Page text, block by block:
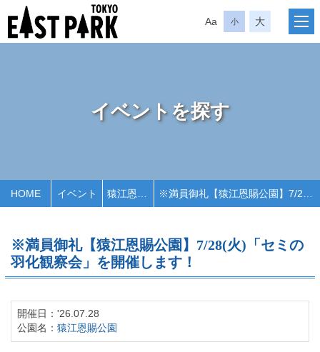
Aa 小 大
イベントを探す
HOME イベント
※満員御礼【猿江恩賜公園】7/28(火)「セミの
羽化観察会」を開催します！
開催日：'26.07.28
公園名： 猿江恩賜公園